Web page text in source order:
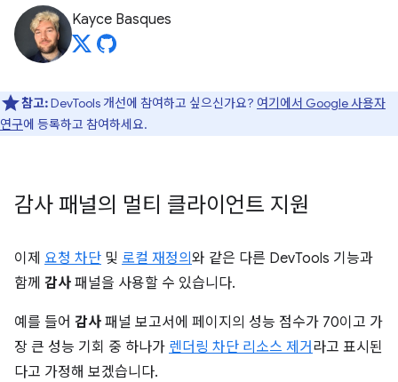
Kayce Basques
참고:DevTools 개선에 참여하고 싶으신가요? 여기에서 Google 사용자
연구에 등록하고 참여하세요.
감사 패널의 멀티 클라이언트 지원
이제 요청 차단 및 로컬 재정의 와 같은 다른 DevTools 기능과
함께 감사 패널을 사용할 수 있습니다.
예를 들어 감사 패널 보고서에 페이지의 성능 점수가 70이고 가
장 큰 성능 기회 중 하나가 렌더링 차단 리소스 제거 라고 표시된
다고 가정해 보겠습니다.